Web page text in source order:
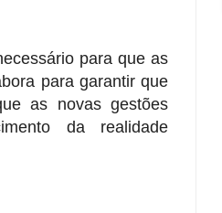
para que as
para garantir que
as novas gestões
da realidade